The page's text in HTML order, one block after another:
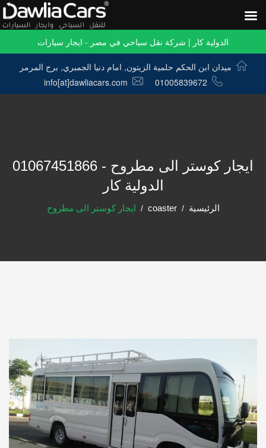
الدولية كار | شركة نقل سياحي في مصر - ايجار سيارات
ميدان ابن الحكم حلمية الزيتون, امام دنيا الجمبري, برج المرمر
01005839672
info[at]dawliacars.com
ايجار كوستر الى مطروح - 01067451866
الدولية كار
الرئيسية coaster ايجار كوستر الى مطروح